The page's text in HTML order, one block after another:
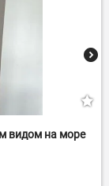
видом на море